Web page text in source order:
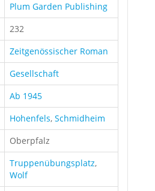
Plum Garden Publishing
232
Zeitgenössischer Roman
Gesellschaft
Ab 1945
Hohenfels, Schmidheim
Oberpfalz
Truppenübungsplatz,
Wolf